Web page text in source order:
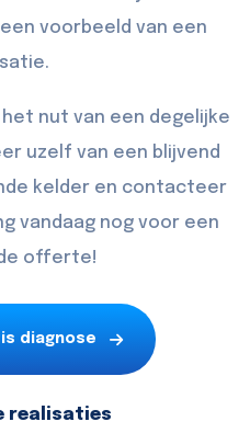
voorbeeld van een
nut van een degelijke
uzelf van een blijvend
kelder en contacteer
vandaag nog voor een
offerte!
diagnose
realisaties